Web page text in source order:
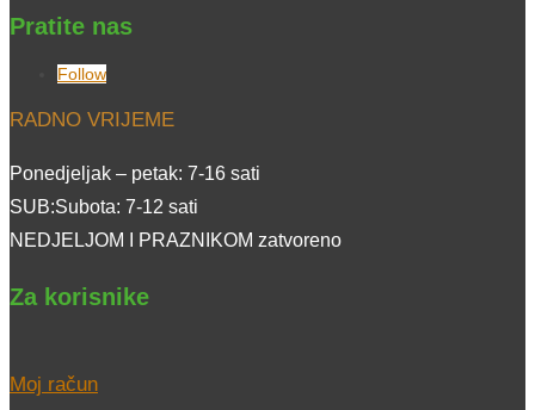
Pratite nas
Follow
RADNO VRIJEME
Ponedjeljak – petak: 7-16 sati
SUB:Subota: 7-12 sati
NEDJELJOM I PRAZNIKOM zatvoreno
Za korisnike
Moj račun